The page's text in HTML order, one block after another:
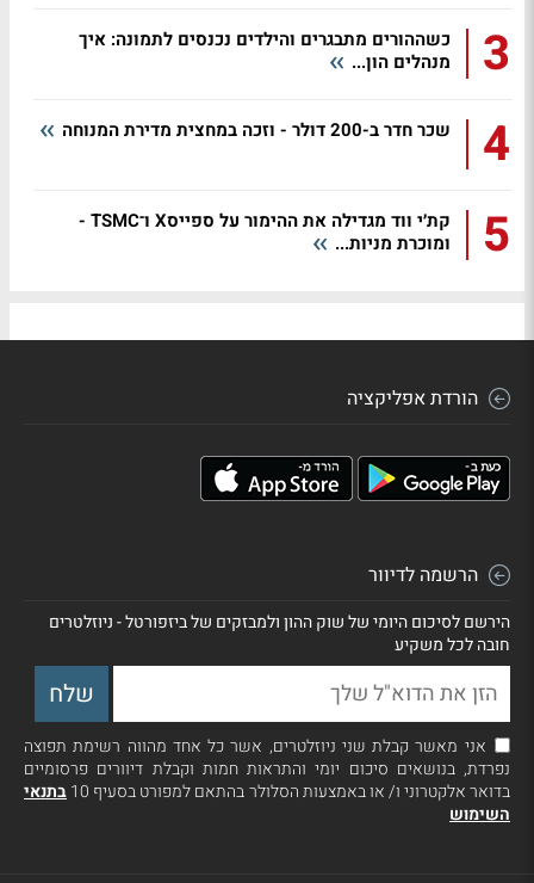
3
כשההורים מתבגרים והילדים נכנסים לתמונה: איך
מנהלים הון...
4 שכר חדר ב-200 דולר - וזכה במחצית מדירת המנוחה
5
קת׳י ווד מגדילה את ההימור על ספייסX ו־TSMC -
ומוכרת מניות...
הורדת אפליקציה
הרשמה לדיוור
הירשם לסיכום היומי של שוק ההון ולמבזקים של ביזפורטל - ניוזלטרים
חובה לכל משקיע
אני מאשר קבלת שני ניוזלטרים, אשר כל אחד מהווה רשימת תפוצה
נפרדת, בנושאים סיכום יומי והתראות חמות וקבלת דיוורים פרסומיים
בדואר אלקטרוני ו/ או באמצעות הסלולר בהתאם למפורט בסעיף 10
בתנאי
השימוש